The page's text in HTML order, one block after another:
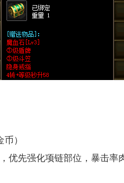
币）
优先强化项链部位，暴击率